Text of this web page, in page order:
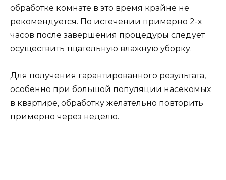
обработке комнате в это время крайне не
рекомендуется. По истечении примерно 2-х
часов после завершения процедуры следует
осуществить тщательную влажную уборку.
Для получения гарантированного результата,
особенно при большой популяции насекомых
в квартире, обработку желательно повторить
примерно через неделю.